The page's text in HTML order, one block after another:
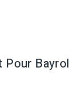
Pour Bayrol